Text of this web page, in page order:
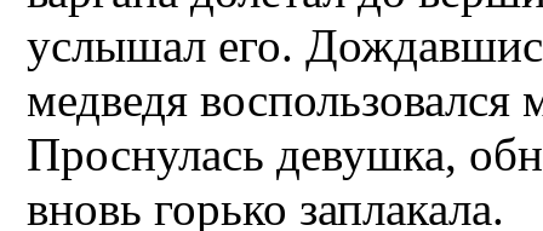
услышал его.
медведя
Проснулась девушка,
вновь горько заплакала.